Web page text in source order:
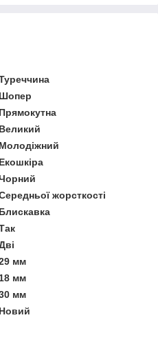
Шопер
Прямокутна
Великий
Молодіжний
Екошкіра
жорсткості
Блискавка
мм
18 мм
мм
Новий